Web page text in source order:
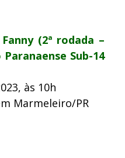
(2ª rodada –
Sub-14
às 10h
Marmeleiro/PR